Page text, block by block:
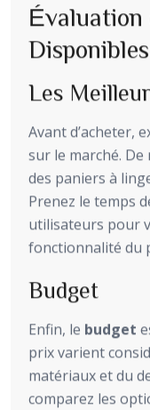
Évaluation
Disponibles
Les
Avant d’acheter,
sur le marché.
des paniers à
Prenez le temps
utilisateurs pour
fonctionnalité du
Budget
Enfin, le budget
prix varient
matériaux et du
comparez les